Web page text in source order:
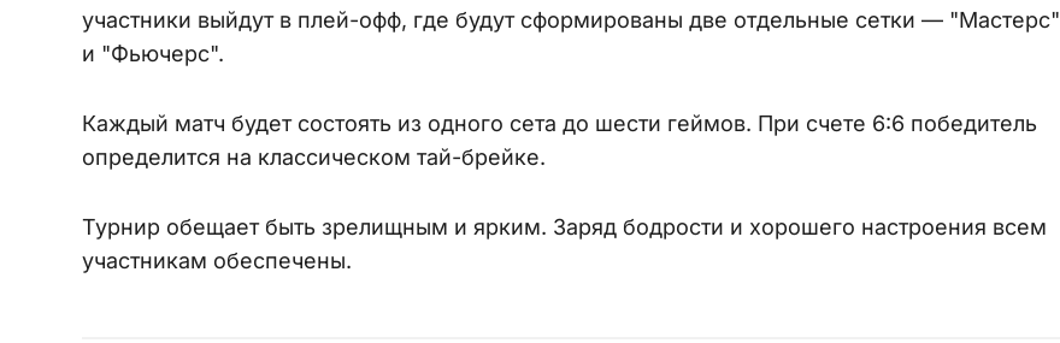
участники выйдут в плей-офф, где будут сформированы две отдельные сетки — "Мастерс"
и "Фьючерс".
Каждый матч будет состоять из одного сета до шести геймов. При счете 6:6 победитель
определится на классическом тай-брейке.
Турнир обещает быть зрелищным и ярким. Заряд бодрости и хорошего настроения всем
участникам обеспечены.